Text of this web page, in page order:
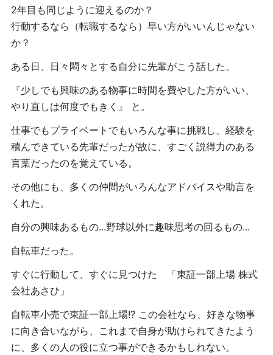
2年目も同じように迎えるのか？
行動するなら（転職するなら）早い方がいいんじゃない
か？
ある日、日々悶々とする自分に先輩がこう話した。
『少しでも興味のある物事に時間を費やした方がいい、
やり直しは何度でもきく』 と。
仕事でもプライベートでもいろんな事に挑戦し、経験を
積んできている先輩だったが故に、すごく説得力のある
言葉だったのを覚えている。
その他にも、多くの仲間がいろんなアドバイスや助言を
くれた。
自分の興味あるもの...野球以外に趣味思考の回るもの...
自転車だった。
すぐに行動して、すぐに見つけた 「東証一部上場 株式
会社あさひ」
自転車小売で東証一部上場!? この会社なら、好きな物事
に向き合いながら、これまで自身が助けられてきたよう
に、多くの人の役に立つ事ができるかもしれない。